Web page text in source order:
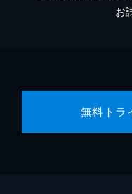
お
無料トラ